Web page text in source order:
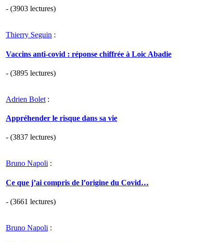
- (3903 lectures)
Thierry Seguin :
Vaccins anti-covid : réponse chiffrée à Loic Abadie
- (3895 lectures)
Adrien Bolet :
Appréhender le risque dans sa vie
- (3837 lectures)
Bruno Napoli :
Ce que j’ai compris de l’origine du Covid…
- (3661 lectures)
Bruno Napoli :